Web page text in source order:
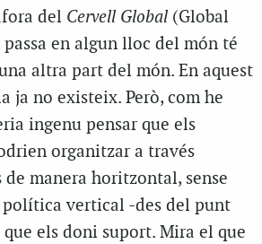
del Cervell Global (Global
en algun lloc del món té
altra part del món. En aquest
ja no existeix. Però, com he
ingenu pensar que els
organitzar a través
de manera horitzontal, sense
vertical -des del punt
els doni suport. Mira el que